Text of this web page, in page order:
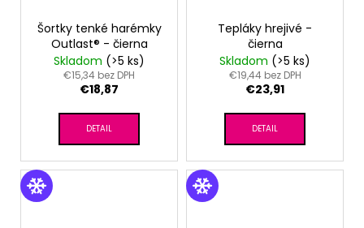
Šortky tenké harémky
Outlast® - čierna
Skladom (>5 ks)
€15,34 bez DPH
€18,87
DETAIL
Tepláky hrejivé -
čierna
Skladom (>5 ks)
€19,44 bez DPH
€23,91
DETAIL